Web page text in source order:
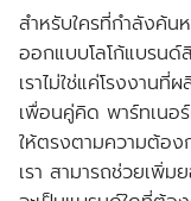
สำหรับใครที่กำลังค้น
ออกแบบโลโก้แบรน
เราไม่ใช่แค่โรงงาน
เพื่อนคู่คิด พาร์ทเน
ให้ตรงตามความต้อ
เรา สามารถช่วยเพิ่